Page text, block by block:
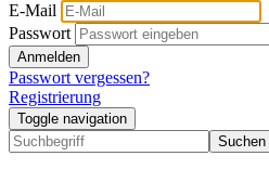
E-Mail
Passwort
Anmelden
Passwort vergessen?
Registrierung
Toggle navigation
Suchen